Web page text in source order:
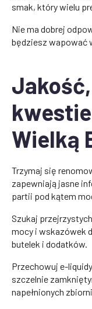
smak, który wielu
Nie ma dobrej
będziesz wapować
Wielką
Trzymaj się
zapewniają jasne
partii pod kątem
Szukaj
mocy i wskazówek
butelek i dodatków.
Przechowuj e-
szczelnie
napełnionych